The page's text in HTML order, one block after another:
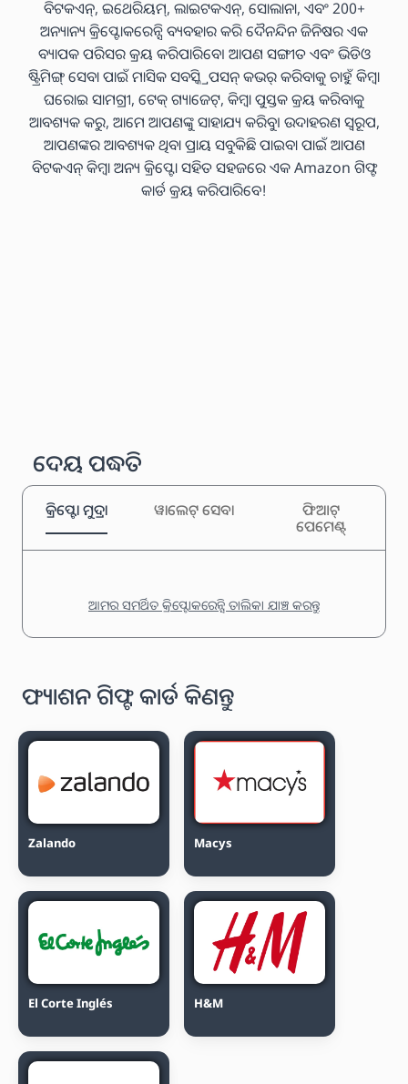
ବିଟକଏନ୍, ଇଥେରିୟମ୍, ଲାଇଟକଏନ୍, ସୋଲାନା, ଏବଂ 200+
ଅନ୍ୟାନ୍ୟ କ୍ରିପ୍ଟୋକରେନ୍ସି ବ୍ୟବହାର କରି ଦୈନନ୍ଦିନ ଜିନିଷର ଏକ
ବ୍ୟାପକ ପରିସର କ୍ରୟ କରିପାରିବେ। ଆପଣ ସଙ୍ଗୀତ ଏବଂ ଭିଡିଓ
ଷ୍ଟ୍ରିମିଙ୍ଗ୍ ସେବା ପାଇଁ ମାସିକ ସବସ୍କ୍ରିପସନ୍ କଭର୍ କରିବାକୁ ଚାହୁଁ କିମ୍ବା
ଘରୋଇ ସାମଗ୍ରୀ, ଟେକ୍ ଗ୍ୟାଜେଟ୍, କିମ୍ବା ପୁସ୍ତକ କ୍ରୟ କରିବାକୁ
ଆବଶ୍ୟକ କରୁ, ଆମେ ଆପଣଙ୍କୁ ସାହାଯ୍ୟ କରିବୁ। ଉଦାହରଣ ସ୍ୱରୂପ,
ଆପଣଙ୍କର ଆବଶ୍ୟକ ଥିବା ପ୍ରାୟ ସବୁକିଛି ପାଇବା ପାଇଁ ଆପଣ
ବିଟକଏନ୍ କିମ୍ବା ଅନ୍ୟ କ୍ରିପ୍ଟୋ ସହିତ ସହଜରେ ଏକ Amazon ଗିଫ୍ଟ
କାର୍ଡ କ୍ରୟ କରିପାରିବେ!
ଦେୟ ପଦ୍ଧତି
କ୍ରିପ୍ଟୋ ମୁଦ୍ରା ୱାଲେଟ୍ ସେବା
ଫିଆଟ୍
ପେମେଣ୍ଟ୍
ଆମର ସମର୍ଥିତ କ୍ରିପ୍ଟୋକରେନ୍ସି ତାଲିକା ଯାଞ୍ଚ କରନ୍ତୁ
ଫ୍ୟାଶନ ଗିଫ୍ଟ କାର୍ଡ କିଣନ୍ତୁ
Zalando Macys
El Corte Inglés H&M